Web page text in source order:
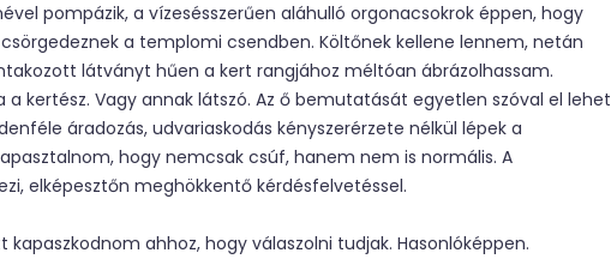
pompázik, a vízesésszerűen aláhulló orgonacsokrok éppen, hogy
a templomi csendben. Költőnek kellene lennem, netán
látványt hűen a kert rangjához méltóan ábrázolhassam.
a kertész. Vagy annak látszó. Az ő bemutatását egyetlen szóval el lehet
áradozás, udvariaskodás kényszerérzete nélkül lépek a
hogy nemcsak csúf, hanem nem is normális. A
elképesztőn meghökkentő kérdésfelvetéssel.
ahhoz, hogy válaszolni tudjak. Hasonlóképpen.